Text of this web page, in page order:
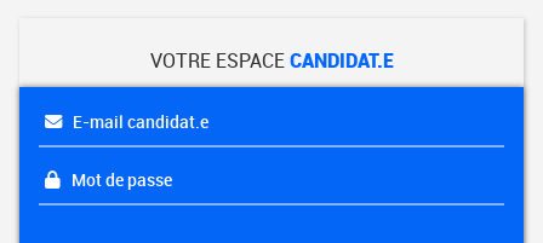
VOTRE ESPACECANDIDAT.E
E-mail candidat.e
Mot de passe